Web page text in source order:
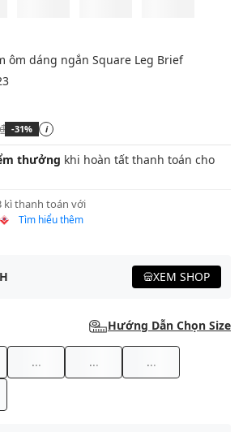
ôm dáng ngắn Square Leg Brief
-31% i
thưởng khi hoàn tất thanh toán cho
kì thanh toán với
Tìm hiểu thêm
XEM SHOP
Hướng Dẫn Chọn Size
... ... ...